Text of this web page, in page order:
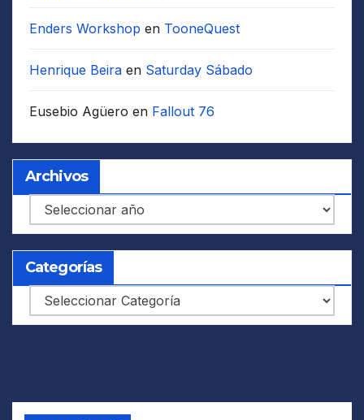
Enders Workshop en TooneQuest
Henrique Beira en Saturday Sábado
Eusebio Agüero en Fallout 76
Archivos
Archivos
Categorías
Categorías